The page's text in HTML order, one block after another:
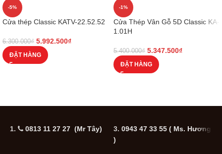
-5%
Cửa thép Classic KATV-22.52.52
6.300.000₫ 5.992.500₫
ĐẶT HÀNG
-1%
Cửa Thép Vân Gỗ 5D Classic KA-
1.01H
5.400.000₫ 5.347.500₫
ĐẶT HÀNG
1. 0813 11 27 27 (Mr Tây) 3. 0943 47 33 55 ( Ms. Hương
)